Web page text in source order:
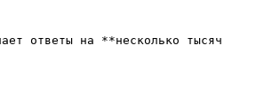
ответы на **несколько тысяч